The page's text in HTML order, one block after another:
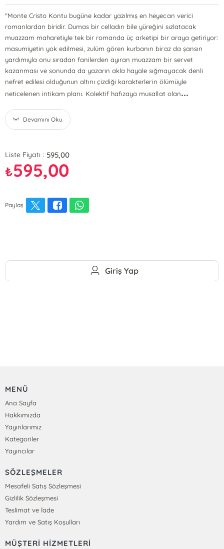
"Monte Cristo Kontu bugüne kadar yazılmış en heyecan verici
romanlardan biridir. Dumas bir celladın bile yüreğini sızlatacak
muazzam maharetiyle tek bir romanda üç arketipi bir araya getiriyor:
masumiyetin yok edilmesi, zulüm gören kurbanın biraz da şansın
yardımıyla onu sıradan fanilerden ayıran muazzam bir servet
kazanması ve sonunda da yazarın akla hayale sığmayacak denli
nefret edilesi olduğunun altını çizdiği karakterlerin ölümüyle
neticelenen intikam planı. Kolektif hafızaya musallat olan...
Devamını Oku
Liste Fiyatı : 595,00
₺595,00
Paylaş
Giriş Yap
MENÜ
Ana Sayfa
Hakkımızda
Yayınlarımız
Kategoriler
Yayıncılar
SÖZLEŞMELER
Mesafeli Satış Sözleşmesi
Gizlilik Sözleşmesi
Teslimat ve İade
Yardım ve Satış Koşulları
MÜŞTERİ HİZMETLERİ